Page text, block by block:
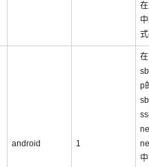
android 1
在
p